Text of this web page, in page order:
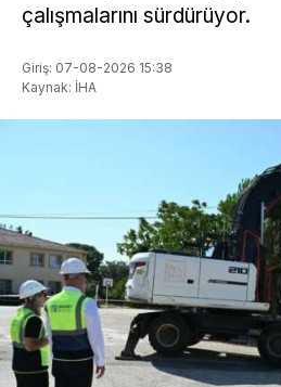
çalışmalarını sürdürüyor.
Giriş: 07-08-2026 15:38
Kaynak: İHA